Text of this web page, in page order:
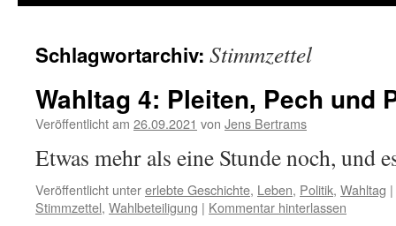
Schlagwortarchiv: Stimmzettel
Wahltag 4: Pleiten, Pech und
Veröffentlicht am 26.09.2021 von Jens Bertrams
Etwas mehr als eine Stunde noch, und
Veröffentlicht untererlebte Geschichte, Leben, Politik, Wahltag |
Stimmzettel, Wahlbeteiligung | Kommentar hinterlassen